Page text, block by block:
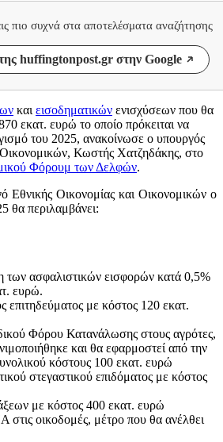
πιο συχνά στα αποτελέσματα αναζήτησης
huffingtonpost.gr στην Google
και εισοδηματικών ενισχύσεων που θα
εκατ. ευρώ το οποίο πρόκειται να
του 2025, ανακοίνωσε ο υπουργός
Οικονομικών, Κωστής Χατζηδάκης, στο
Φόρουμ των Δελφών.
Εθνικής Οικονομίας και Οικονομικών ο
θα περιλαμβάνει:
των ασφαλιστικών εισφορών κατά 0,5%
ευρώ.
επιτηδεύματος με κόστος 120 εκατ.
Φόρου Κατανάλωσης στους αγρότες,
και θα εφαρμοστεί από την
κόστους 100 εκατ. ευρώ
στεγαστικού επιδόματος με κόστος
με κόστος 400 εκατ. ευρώ
οικοδομές, μέτρο που θα ανέλθει